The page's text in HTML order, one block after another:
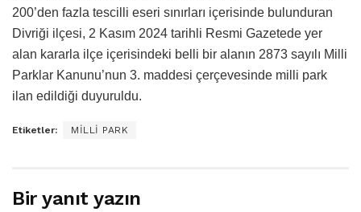
200’den fazla tescilli eseri sınırları içerisinde bulunduran
Divriği ilçesi, 2 Kasım 2024 tarihli Resmi Gazetede yer
alan kararla ilçe içerisindeki belli bir alanın 2873 sayılı Milli
Parklar Kanunu’nun 3. maddesi çerçevesinde milli park
ilan edildiği duyuruldu.
Etiketler: MİLLİ PARK
Bir yanıt yazın